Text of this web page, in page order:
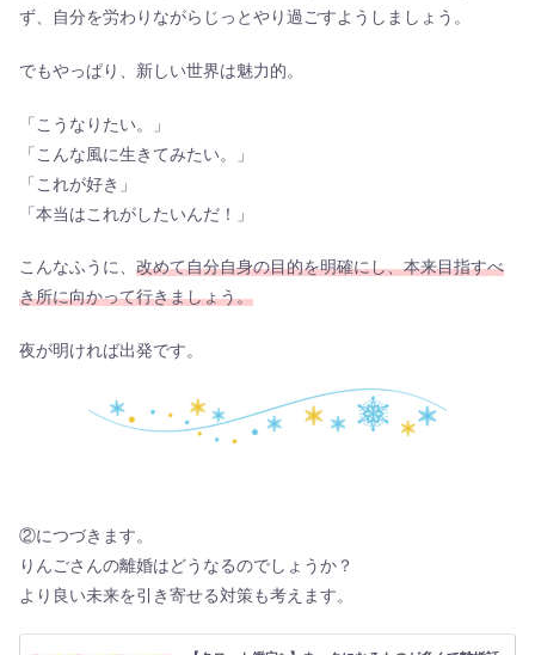
ず、自分を労わりながらじっとやり過ごすようしましょう。
でもやっぱり、新しい世界は魅力的。
「こうなりたい。」
「こんな風に生きてみたい。」
「これが好き」
「本当はこれがしたいんだ！」
こんなふうに、 改めて自分自身の目的を明確にし、本来目指すべ
き所に向かって行きましょう。
夜が明ければ出発です。
②につづきます。
りんごさんの離婚はどうなるのでしょうか？
より良い未来を引き寄せる対策も考えます。